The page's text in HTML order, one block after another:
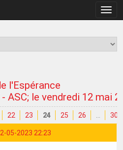
la
l'Espérance
ASC; le vendredi 12 mai
22 23 24 25 26 30
05-2023 22:23